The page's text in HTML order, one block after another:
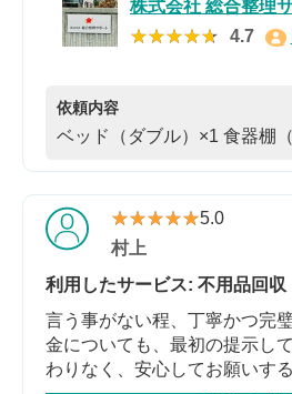
株式会社 総合整理
★★★★★
★★★★★ 4.7
依頼内容
ベッド（ダブル）×1 食器棚
★★★★★
★★★★★5.0
村上
利用したサービス: 不用品回収
言う事がない程、丁寧かつ完
金についても、最初の提示し
わりなく、安心してお願いす